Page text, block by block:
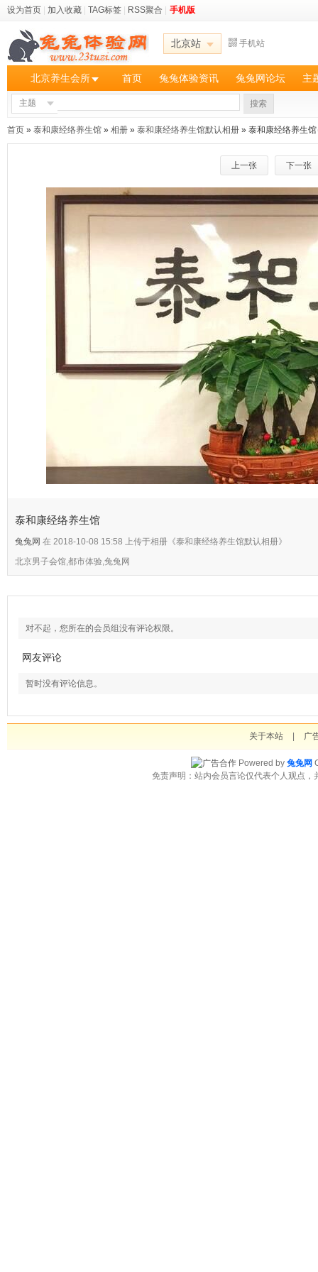
设为首页 加入收藏 TAG标签 RSS聚合 手机版
北京站 手机站
北京养生会所 首页 兔兔体验资讯 兔兔网论坛 主
主题 搜索
首页 » 泰和康经络养生馆 » 相册 » 泰和康经络养生馆默认相册 » 泰和康经络养生馆
上一张 下一张
泰和康经络养生馆
兔兔网 在 2018-10-08 15:58 上传于相册《泰和康经络养生馆默认相册》
北京男子会馆,都市体验,兔兔网
对不起，您所在的会员组没有评论权限。
网友评论
暂时没有评论信息。
关于本站 广
Powered by 兔兔网
免责声明：站内会员言论仅代表个人观点